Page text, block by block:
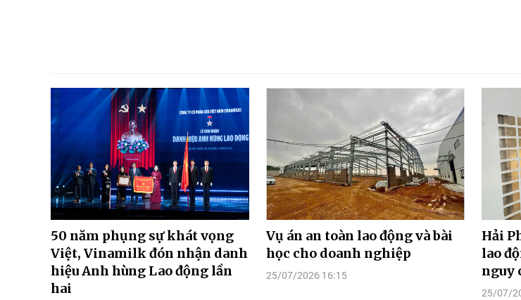
50 năm phụng sự khát vọng
Việt, Vinamilk đón nhận danh
hiệu Anh hùng Lao động lần
hai
Vụ án an toàn lao động và bài
học cho doanh nghiệp
25/07/2026 16:15
Hải
lao
nguy
25/07/